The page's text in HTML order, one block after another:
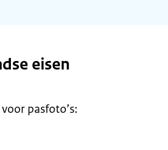
eisen
pasfoto’s: